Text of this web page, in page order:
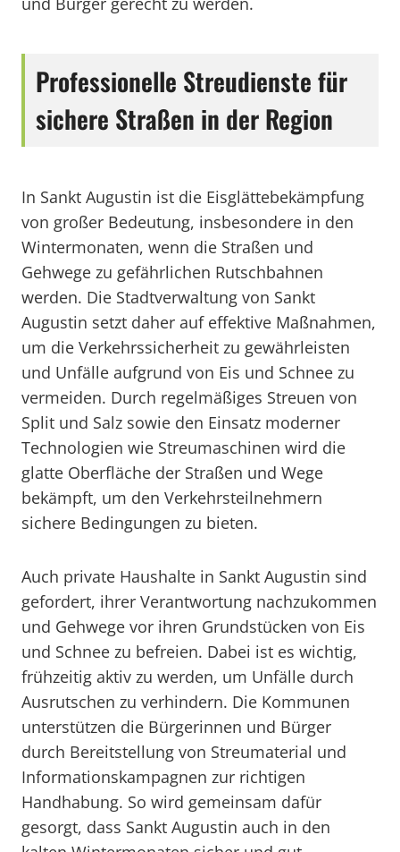
Professionelle Streudienste für
sichere Straßen in der Region
In Sankt Augustin ist die Eisglättebekämpfung
von großer Bedeutung, insbesondere in den
Wintermonaten, wenn die Straßen und
Gehwege zu gefährlichen Rutschbahnen
werden. Die Stadtverwaltung von Sankt
Augustin setzt daher auf effektive Maßnahmen,
um die Verkehrssicherheit zu gewährleisten
und Unfälle aufgrund von Eis und Schnee zu
vermeiden. Durch regelmäßiges Streuen von
Split und Salz sowie den Einsatz moderner
Technologien wie Streumaschinen wird die
glatte Oberfläche der Straßen und Wege
bekämpft, um den Verkehrsteilnehmern
sichere Bedingungen zu bieten.
Auch private Haushalte in Sankt Augustin sind
gefordert, ihrer Verantwortung nachzukommen
und Gehwege vor ihren Grundstücken von Eis
und Schnee zu befreien. Dabei ist es wichtig,
frühzeitig aktiv zu werden, um Unfälle durch
Ausrutschen zu verhindern. Die Kommunen
unterstützen die Bürgerinnen und Bürger
durch Bereitstellung von Streumaterial und
Informationskampagnen zur richtigen
Handhabung. So wird gemeinsam dafür
gesorgt, dass Sankt Augustin auch in den